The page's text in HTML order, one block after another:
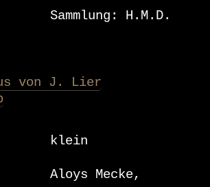
Sammlung: H.M.D.
von J. Lier
klein
Aloys Mecke,